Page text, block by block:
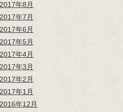
2017年8月
2017年7月
2017年6月
2017年5月
2017年4月
2017年3月
2017年2月
2017年1月
2016年12月